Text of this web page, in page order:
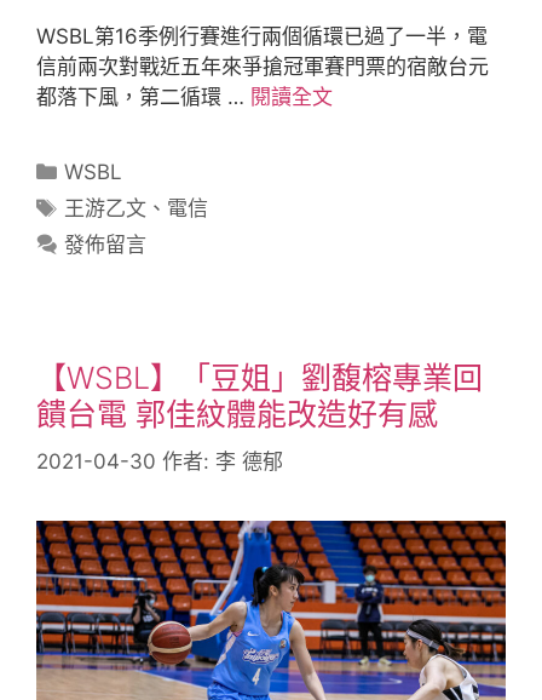
WSBL第16季例行賽進行兩個循環已過了一半，電
信前兩次對戰近五年來爭搶冠軍賽門票的宿敵台元
都落下風，第二循環 … 閱讀全文
WSBL
王游乙文 、 電信
發佈留言
【WSBL】「豆姐」劉馥榕專業回
饋台電 郭佳紋體能改造好有感
2021-04-30 作者: 李 德郁